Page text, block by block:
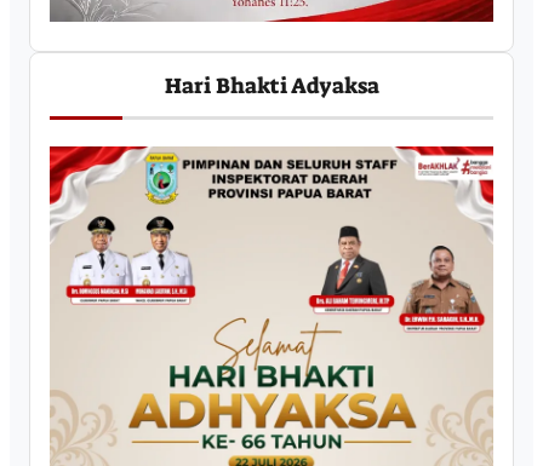
Hari Bhakti Adyaksa